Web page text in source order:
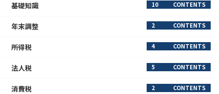
基礎知識 10 CONTENTS
年末調整 2 CONTENTS
所得税 4 CONTENTS
法人税 5 CONTENTS
消費税 2 CONTENTS